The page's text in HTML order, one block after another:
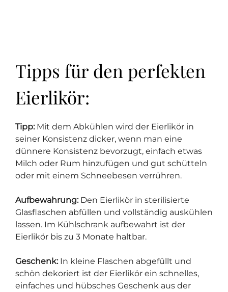
Tipps für den perfekten
Eierlikör:
Tipp: Mit dem Abkühlen wird der Eierlikör in
seiner Konsistenz dicker, wenn man eine
dünnere Konsistenz bevorzugt, einfach etwas
Milch oder Rum hinzufügen und gut schütteln
oder mit einem Schneebesen verrühren.
Aufbewahrung: Den Eierlikör in sterilisierte
Glasflaschen abfüllen und vollständig auskühlen
lassen. Im Kühlschrank aufbewahrt ist der
Eierlikör bis zu 3 Monate haltbar.
Geschenk: In kleine Flaschen abgefüllt und
schön dekoriert ist der Eierlikör ein schnelles,
einfaches und hübsches Geschenk aus der